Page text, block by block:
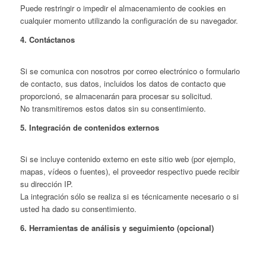
Puede restringir o impedir el almacenamiento de cookies en
cualquier momento utilizando la configuración de su navegador.
4. Contáctanos
Si se comunica con nosotros por correo electrónico o formulario
de contacto, sus datos, incluidos los datos de contacto que
proporcionó, se almacenarán para procesar su solicitud.
No transmitiremos estos datos sin su consentimiento.
5. Integración de contenidos externos
Si se incluye contenido externo en este sitio web (por ejemplo,
mapas, vídeos o fuentes), el proveedor respectivo puede recibir
su dirección IP.
La integración sólo se realiza si es técnicamente necesario o si
usted ha dado su consentimiento.
6. Herramientas de análisis y seguimiento (opcional)